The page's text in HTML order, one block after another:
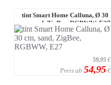
tint Smart Home Calluna, Ø 30
cm, sand, ZigBee, RGBWW, E27
59,95 €
Preis ab 54,95 €